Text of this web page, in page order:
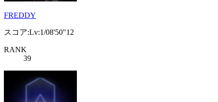
FREDDY
スコア:Lv:1/08'50"12
RANK
39